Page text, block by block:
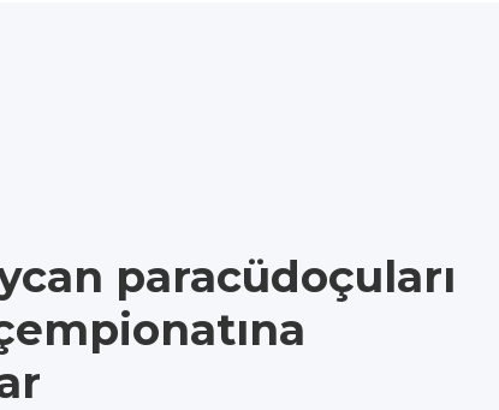
paracüdoçuları